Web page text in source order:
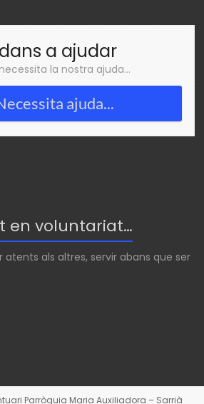
a ajudar
la nostra ajuda...
ajuda...
en voluntariat…
atents als altres, servir abans que ser
Parròquia Maria Auxiliadora – Sarrià